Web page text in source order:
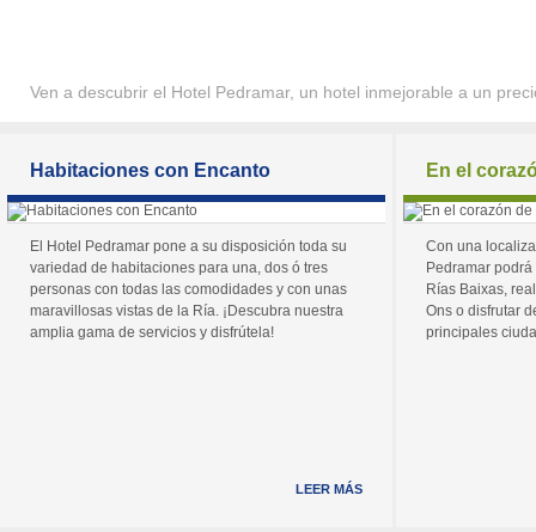
Ven a descubrir el Hotel Pedramar, un hotel inmejorable a un
Habitaciones con Encanto
El Hotel Pedramar pone a su disposición toda su
variedad de habitaciones para una, dos ó tres
personas con todas las comodidades y con unas
maravillosas vistas de la Ría. ¡Descubra nuestra
amplia gama de servicios y disfrútela!
LEER MÁS
En el
Con una
Pedramar
Rías Baixas,
Ons o disfrutar
principales